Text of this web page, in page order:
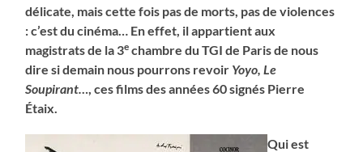
délicate, mais cette fois pas de morts, pas de violences
: c’est du cinéma… En effet, il appartient aux
magistrats de la 3e chambre du TGI de Paris de nous
dire si demain nous pourrons revoir Yoyo, Le
Soupirant…
ces films des années 60 signés Pierre
Étaix.
Qui est